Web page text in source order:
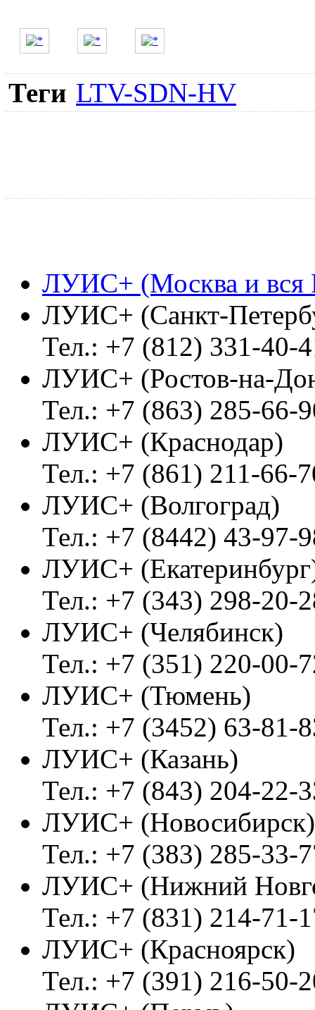
Теги LTV-SDN-HV
ЛУИС+ (Москва и вся
ЛУИС+ (Санкт-
Тел.: +7 (812) 331-40-
ЛУИС+ (Ростов-на-
Тел.: +7 (863) 285-66-
ЛУИС+ (Краснодар)
Тел.: +7 (861) 211-66-
ЛУИС+ (Волгоград)
Тел.: +7 (8442) 43-97-
ЛУИС+
Тел.: +7 (343) 298-20-
ЛУИС+ (Челябинск)
Тел.: +7 (351) 220-00-
ЛУИС+ (Тюмень)
Тел.: +7 (3452) 63-81-
ЛУИС+ (Казань)
Тел.: +7 (843) 204-22-
ЛУИС+ (Новосибирск)
Тел.: +7 (383) 285-33-
ЛУИС+ (Нижний
Тел.: +7 (831) 214-71-
ЛУИС+ (Красноярск)
Тел.: +7 (391) 216-50-